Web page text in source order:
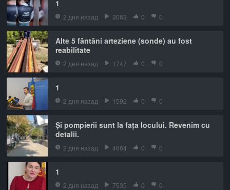
1
2 дня назад 3063 0 0
Alte 5 fântâni arteziene (sonde) au fost
reabilitate
2 дня назад 1747 0 0
1
2 дня назад 1592 0 0
Și pompierii sunt la fața locului. Revenim cu
detalii.
2 дня назад 4664 0 0
1
2 дня назад 7535 0 0